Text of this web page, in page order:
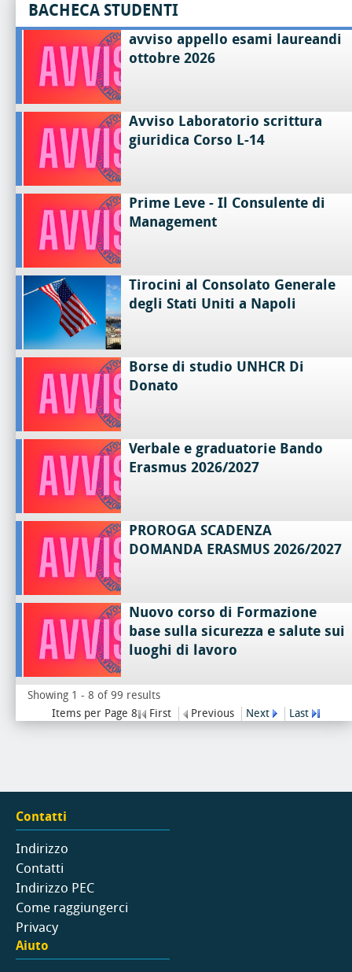
BACHECA STUDENTI
avviso appello esami laureandi
ottobre 2026
Avviso Laboratorio scrittura
giuridica Corso L-14
Prime Leve - Il Consulente di
Management
Tirocini al Consolato Generale
degli Stati Uniti a Napoli
Borse di studio UNHCR Di
Donato
Verbale e graduatorie Bando
Erasmus 2026/2027
PROROGA SCADENZA
DOMANDA ERASMUS 2026/2027
Nuovo corso di Formazione
base sulla sicurezza e salute sui
luoghi di lavoro
Showing 1 - 8 of 99 results
Items per Page 8
First Previous Next Last
Contatti
Indirizzo
Contatti
Indirizzo PEC
Come raggiungerci
Privacy
Aiuto